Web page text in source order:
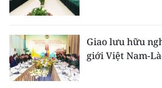
CHƯƠNG TRÌNH OCOP - MỖI XÃ
RADIO
Giao lưu hữu
giới Việt Nam-